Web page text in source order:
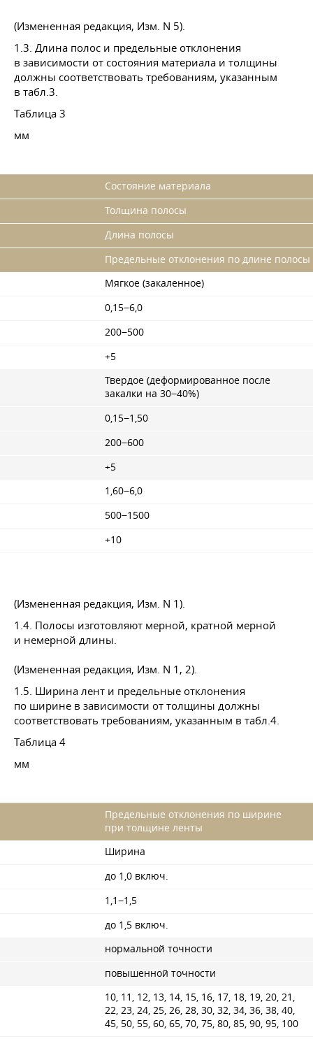
(Измененная редакция, Изм. N 5).
1.3. Длина полос и предельные отклонения
в зависимости от состояния материала и толщины
должны соответствовать требованиям, указанным
в табл.3.
Таблица 3
мм
Состояние материала
Толщина полосы
Длина полосы
Предельные отклонения пo длине полосы
Мягкое (закаленное)
0,15−6,0
200−500
+5
Твердое (деформированное после
закалки на 30−40%)
0,15−1,50
200−600
+5
1,60−6,0
500−1500
+10
(Измененная редакция, Изм. N 1).
1.4. Полосы изготовляют мерной, кратной мерной
и немерной длины.
(Измененная редакция, Изм. N 1, 2).
1.5. Ширина лент и предельные отклонения
по ширине в зависимости от толщины должны
соответствовать требованиям, указанным в табл.4.
Таблица 4
мм
Предельные отклонения по ширине
при толщине ленты
Ширина
до 1,0 включ.
1,1−1,5
до 1,5 включ.
нормальной точности
повышенной точности
10, 11, 12, 13, 14, 15, 16, 17, 18, 19, 20, 21,
22, 23, 24, 25, 26, 28, 30, 32, 34, 36, 38, 40,
45, 50, 55, 60, 65, 70, 75, 80, 85, 90, 95, 100